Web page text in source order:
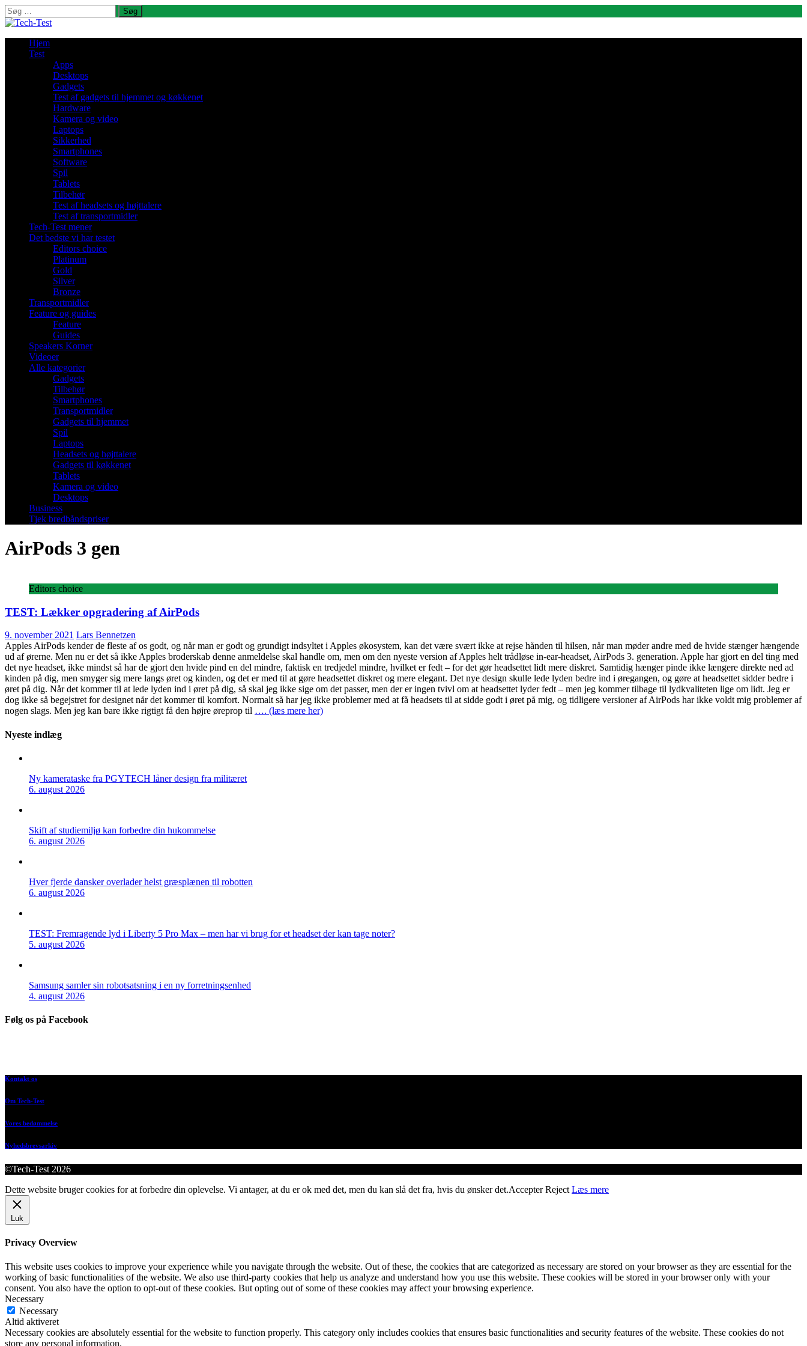
Søg
efter:
Hjem
Test
Apps
Desktops
Gadgets
Test af gadgets til hjemmet og køkkenet
Hardware
Kamera og video
Laptops
Sikkerhed
Smartphones
Software
Spil
Tablets
Tilbehør
Test af headsets og højttalere
Test af transportmidler
Tech-Test mener
Det bedste vi har testet
Editors choice
Platinum
Gold
Silver
Bronze
Transportmidler
Feature og guides
Feature
Guides
Speakers Korner
Videoer
Alle kategorier
Gadgets
Tilbehør
Smartphones
Transportmidler
Gadgets til hjemmet
Spil
Laptops
Headsets og højttalere
Gadgets til køkkenet
Tablets
Kamera og video
Desktops
Business
Tjek bredbåndspriser
AirPods 3 gen
Editors choice
TEST: Lækker opgradering af AirPods
9. november 2021 Lars Bennetzen
Apples AirPods kender de fleste af os godt, og når man er godt og grundigt indsyltet i Apples økosystem, kan det være svært ikke at rejse hånden til hilsen, når man møder andre med de hvide stænger hængende
ud af ørerne. Men nu er det så ikke Apples broderskab denne anmeldelse skal handle om, men om den nyeste version af Apples helt trådløse in-ear-headset, AirPods 3. generation. Apple har gjort en del ting med
det nye headset, ikke mindst så har de gjort den hvide pind en del mindre, faktisk en tredjedel mindre, hvilket er fedt – for det gør headsettet lidt mere diskret. Samtidig hænger pinde ikke længere direkte ned ad
kinden på dig, men smyger sig mere langs øret og kinden, og det er med til at gøre headsettet diskret og mere elegant. Det nye design skulle lede lyden bedre ind i øregangen, og gøre at headsettet sidder bedre i
øret på dig. Når det kommer til at lede lyden ind i øret på dig, så skal jeg ikke sige om det passer, men der er ingen tvivl om at headsettet lyder fedt – men jeg kommer tilbage til lydkvaliteten lige om lidt. Jeg er
dog ikke så begejstret for designet når det kommer til komfort. Normalt så har jeg ikke problemer med at få headsets til at sidde godt i øret på mig, og tidligere versioner af AirPods har ikke voldt mig problemer af
nogen slags. Men jeg kan bare ikke rigtigt få den højre øreprop til …. (læs mere her)
Nyeste indlæg
Ny kamerataske fra PGYTECH låner design fra militæret
6. august 2026
Skift af studiemiljø kan forbedre din hukommelse
6. august 2026
Hver fjerde dansker overlader helst græsplænen til robotten
6. august 2026
TEST: Fremragende lyd i Liberty 5 Pro Max – men har vi brug for et headset der kan tage noter?
5. august 2026
Samsung samler sin robotsatsning i en ny forretningsenhed
4. august 2026
Følg os på Facebook
Kontakt os
Om Tech-Test
Vores bedømmelse
Nyhedsbrevsarkiv
©Tech-Test 2026
Dette website bruger cookies for at forbedre din oplevelse. Vi antager, at du er ok med det, men du kan slå det fra, hvis du ønsker det.Accepter Reject Læs mere
Luk
Privacy Overview
This website uses cookies to improve your experience while you navigate through the website. Out of these, the cookies that are categorized as necessary are stored on your browser as they are essential for the
working of basic functionalities of the website. We also use third-party cookies that help us analyze and understand how you use this website. These cookies will be stored in your browser only with your
consent. You also have the option to opt-out of these cookies. But opting out of some of these cookies may affect your browsing experience.
Necessary
Necessary
Altid aktiveret
Necessary cookies are absolutely essential for the website to function properly. This category only includes cookies that ensures basic functionalities and security features of the website. These cookies do not
store any personal information.